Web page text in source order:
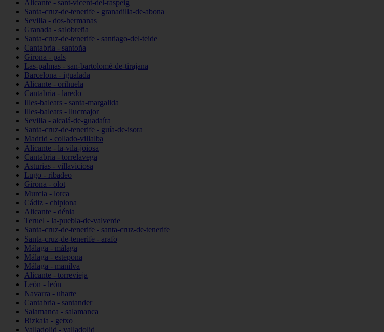
Alicante - sant-vicent-del-raspeig
Santa-cruz-de-tenerife - granadilla-de-abona
Sevilla - dos-hermanas
Granada - salobreña
Santa-cruz-de-tenerife - santiago-del-teide
Cantabria - santoña
Girona - pals
Las-palmas - san-bartolomé-de-tirajana
Barcelona - igualada
Alicante - orihuela
Cantabria - laredo
Illes-balears - santa-margalida
Illes-balears - llucmajor
Sevilla - alcalá-de-guadaíra
Santa-cruz-de-tenerife - guía-de-isora
Madrid - collado-villalba
Alicante - la-vila-joiosa
Cantabria - torrelavega
Asturias - villaviciosa
Lugo - ribadeo
Girona - olot
Murcia - lorca
Cádiz - chipiona
Alicante - dénia
Teruel - la-puebla-de-valverde
Santa-cruz-de-tenerife - santa-cruz-de-tenerife
Santa-cruz-de-tenerife - arafo
Málaga - málaga
Málaga - estepona
Málaga - manilva
Alicante - torrevieja
León - león
Navarra - uharte
Cantabria - santander
Salamanca - salamanca
Bizkaia - getxo
Valladolid - valladolid